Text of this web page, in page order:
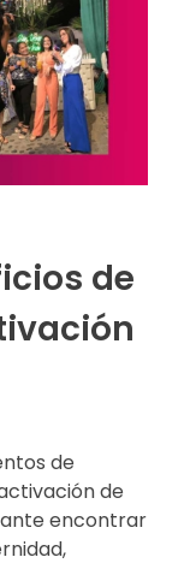
de
de
de
encontrar